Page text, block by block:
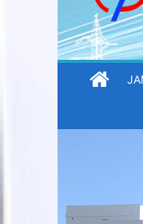
“Buxoro